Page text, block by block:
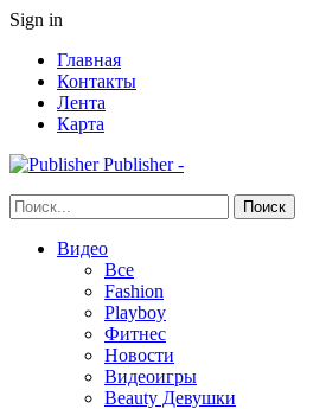
Sign in
Главная
Контакты
Лента
Карта
Publisher -
Видео
Все
Fashion
Playboy
Фитнес
Новости
Видеоигры
Beauty Девушки